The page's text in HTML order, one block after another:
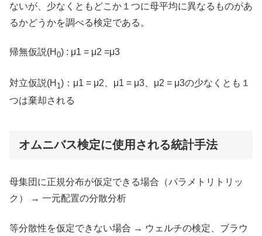
ないが、少なくともどこか１つに母平均に異なるものがあ
るかどうかを調べる検定である。
帰無仮説(H 0) : μ1 = μ2 =μ3
対立仮説(H 1)：μ1 = μ2、μ1 = μ3、μ2 = μ3の少なくとも１
つは棄却される
オムニバス検定に使用される統計手法
母集団に正規分布が仮定できる場合（パラメトリトリッ
ク） → 一元配置の分散分析
等分散性を仮定できない場合 → ウェルチの検定、ブラウ